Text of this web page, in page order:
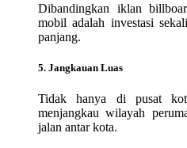
Dibandingkan iklan
mobil adalah investasi
panjang.
5. Jangkauan Luas
Tidak hanya di pusat
menjangkau wilayah
jalan antar kota.